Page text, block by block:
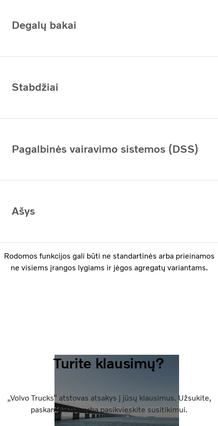
Degalų bakai
Stabdžiai
Pagalbinės vairavimo sistemos (DSS)
Ašys
Rodomos funkcijos gali būti ne standartinės arba prieinamos
ne visiems įrangos lygiams ir jėgos agregatų variantams.
Turite klausimų?
„Volvo Trucks“ atstovas atsakys į jūsų klausimus. Užsukite,
paskambinkite arba pasikvieskite susitikimui.